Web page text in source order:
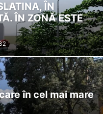
ÎN
ÎN ZONĂ ESTE
în cel mai mare